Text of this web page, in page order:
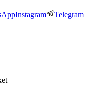
Instagram Telegram